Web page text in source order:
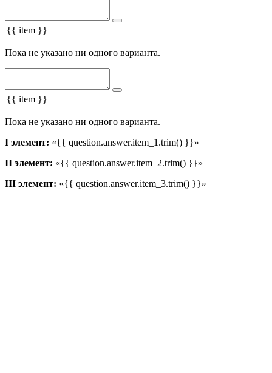
{{ item }}
Пока не указано ни одного варианта.
{{ item }}
Пока не указано ни одного варианта.
I элемент: «{{ question.answer.item_1.trim() }}»
II элемент: «{{ question.answer.item_2.trim() }}»
III элемент: «{{ question.answer.item_3.trim() }}»